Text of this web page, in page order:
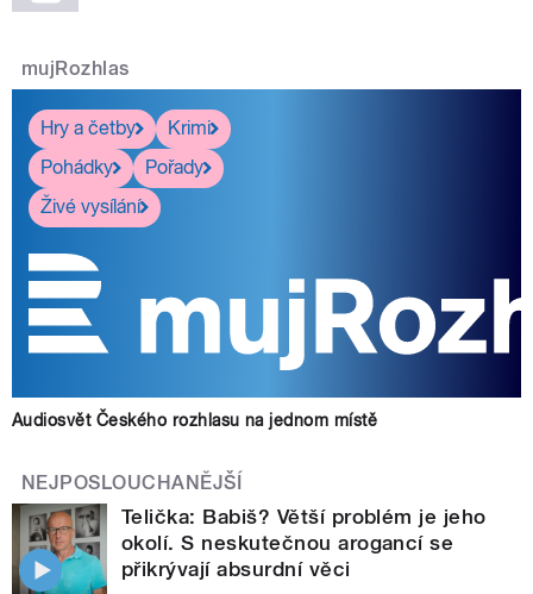
mujRozhlas
Hry a četby
Krimi
Pohádky
Pořady
Živé vysílání
Audiosvět Českého rozhlasu na jednom místě
NEJPOSLOUCHANĚJŠÍ
Telička: Babiš? Větší problém je jeho
okolí. S neskutečnou arogancí se
přikrývají absurdní věci